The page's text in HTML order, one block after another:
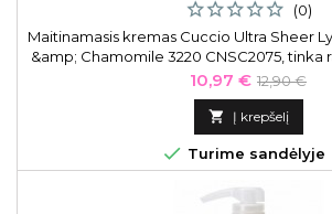
(0)
Maitinamasis kremas Cuccio Ultra Sheer
&amp; Chamomile 3220 CNSC2075, tinka
kūnui, 237 ml
Kaina
10,97 € Bazinė
kaina
12,90 €
 Į krepšelį
 Turime sandėlyje